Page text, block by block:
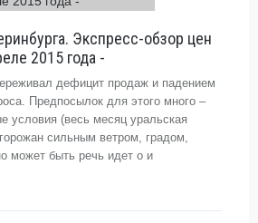
Экспресс-обзор цен
2015 года -
дефицит продаж и падением
Предпосылок для этого много –
условия (весь месяц уральская
сильным ветром, градом,
может быть речь идет о и